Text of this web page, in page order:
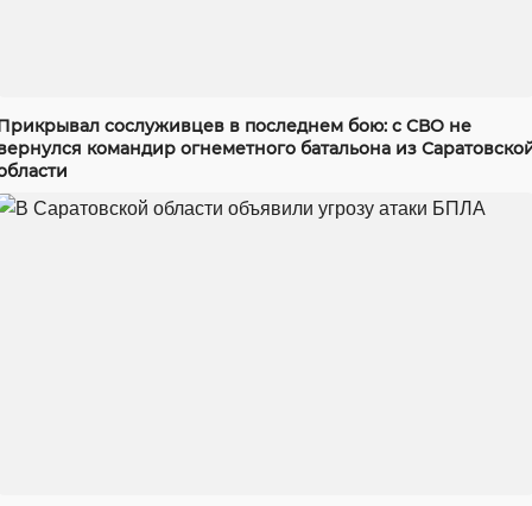
сослуживцев в последнем бою: с СВО не
командир огнеметного батальона из